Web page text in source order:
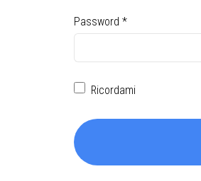
Password *
Ricordami